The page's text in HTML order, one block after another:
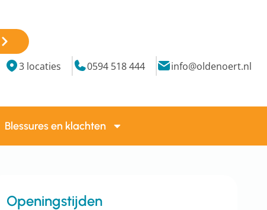
3 locaties
0594 518 444 info@oldenoert.nl
Blessures en klachten
Openingstijden